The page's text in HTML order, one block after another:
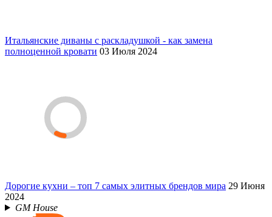
Итальянские диваны с раскладушкой - как замена
полноценной кровати 03 Июля 2024
Дорогие кухни – топ 7 самых элитных брендов мира 29 Июня
2024
GM House